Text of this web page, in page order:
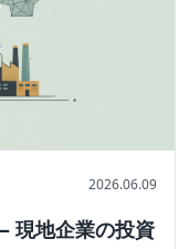
2026.06.09
現地企業の投資